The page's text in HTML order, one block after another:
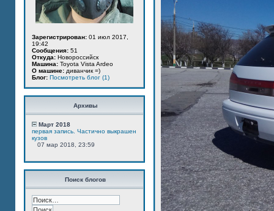
Зарегистрирован: 01 июл 2017,
19:42
Сообщения: 51
Откуда: Новороссийск
Машина: Toyota Vista Ardeo
О машине: диванчик =)
Блог: Посмотреть блог (1)
Архивы
Март 2018
первая запись. Частично выкрашен
кузов
07 мар 2018, 23:59
Поиск блогов